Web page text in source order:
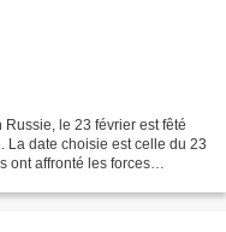
le 23 février est fêté
La date choisie est celle du 23
ont affronté les forces